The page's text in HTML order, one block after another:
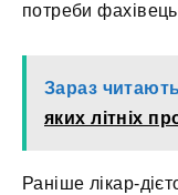
потреби фахівець
Зараз
яких літніх
Раніше лікар-